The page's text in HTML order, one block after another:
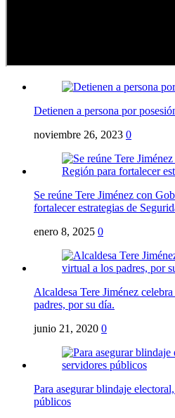
Detienen a persona por
noviembre 26, 2023 0
Se reúne Tere Jiménez con
fortalecer estrategias de
enero 8, 2025 0
Alcaldesa Tere Jiménez
padres, por su día.
junio 21, 2020 0
Para asegurar blindaje
públicos